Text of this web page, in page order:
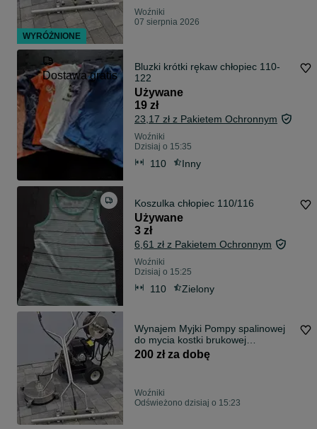
Woźniki
07 sierpnia 2026
Dostawa gratis
Bluzki krótki rękaw chłopiec 110-
122
Używane
19 zł
23,17 zł z Pakietem Ochronnym
Woźniki
Dzisiaj o 15:35
110 Inny
Koszulka chłopiec 110/116
Używane
3 zł
6,61 zł z Pakietem Ochronnym
Woźniki
Dzisiaj o 15:25
110 Zielony
Wynajem Myjki Pompy spalinowej
do mycia kostki brukowej
kompletny zestaw listwa cinieniowa
100cm talerz waz 50metrow
200 zł za dobę
Woźniki
Odświeżono dzisiaj o 15:23
WYRÓŻNIONE